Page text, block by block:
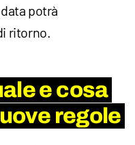
potrà
ritorno.
e cosa
regole